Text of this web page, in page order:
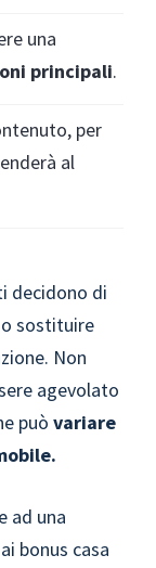
una
principali.
per
al
decidono di
o sostituire
Non
agevolato
può variare
ad una
bonus casa